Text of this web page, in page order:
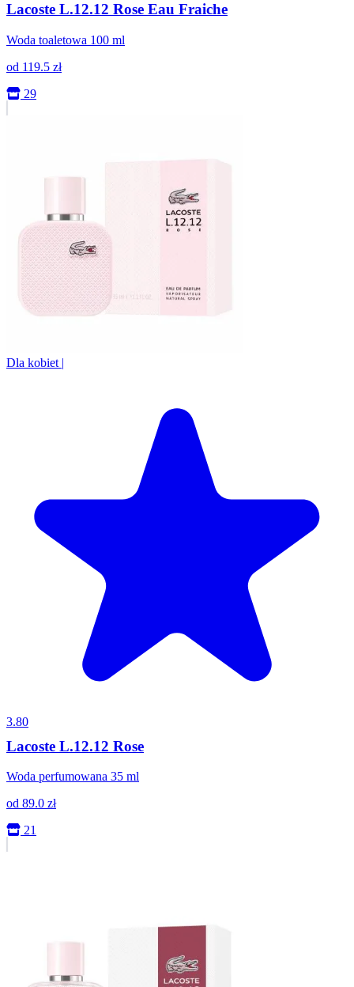
Lacoste L.12.12 Rose Eau Fraiche
Woda toaletowa 100 ml
od 119.5 zł
29
Dla kobiet |
3.80
Lacoste L.12.12 Rose
Woda perfumowana 35 ml
od 89.0 zł
21